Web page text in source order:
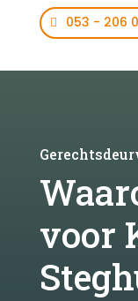
053 - 206
voor